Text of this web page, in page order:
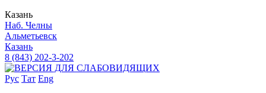
Казань
Наб. Челны
Альметьевск
Казань
8 (843) 202-3-202
Рус Тат Eng